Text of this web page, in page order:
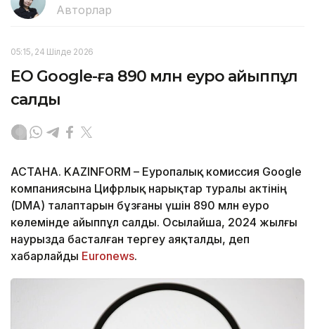
Авторлар
05:15, 24 Шілде 2026
ЕО Google-ға 890 млн еуро айыппұл
салды
АСТАНА. KAZINFORM – Еуропалық комиссия Google
компаниясына Цифрлық нарықтар туралы актінің
(DMA) талаптарын бұзғаны үшін 890 млн еуро
көлемінде айыппұл салды. Осылайша, 2024 жылғы
наурызда басталған тергеу аяқталды, деп
хабарлайды Euronews.